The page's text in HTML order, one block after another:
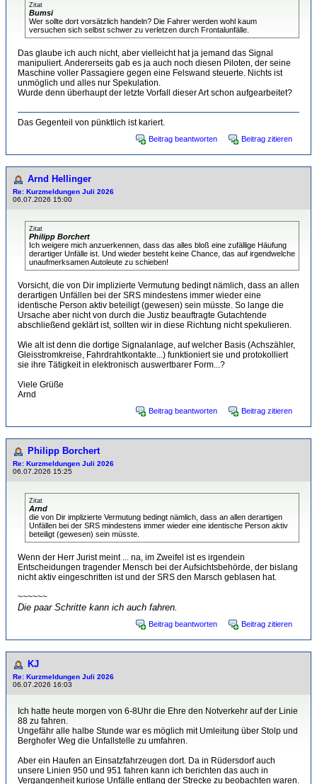
Zitat
Bumsi
Wer sollte dort vorsätzlich handeln? Die Fahrer werden wohl kaum
versuchen sich selbst schwer zu verletzen durch Frontalunfälle.
Das glaube ich auch nicht, aber vielleicht hat ja jemand das Signal
manipuliert. Andererseits gab es ja auch noch diesen Piloten, der seine
Maschine voller Passagiere gegen eine Felswand steuerte. Nichts ist
unmöglich und alles nur Spekulation.
Wurde denn überhaupt der letzte Vorfall dieser Art schon aufgearbeitet?
Das Gegenteil von pünktlich ist kariert.
Beitrag beantworten Beitrag zitieren
Arnd Hellinger
Re: Kurzmeldungen Juli 2026
06.07.2026 15:00
Zitat
Philipp Borchert
Ich weigere mich anzuerkennen, dass das alles bloß eine zufällige Häufung
derartiger Unfälle ist. Und wieder besteht keine Chance, das auf irgendwelche
unaufmerksamen Autoleute zu schieben!
Vorsicht, die von Dir implizierte Vermutung bedingt nämlich, dass an allen
derartigen Unfällen bei der SRS mindestens immer wieder eine
identische Person aktiv beteiligt (gewesen) sein müsste. So lange die
Ursache aber nicht von durch die Justiz beauftragte Gutachtende
abschließend geklärt ist, sollten wir in diese Richtung nicht spekulieren.
Wie alt ist denn die dortige Signalanlage, auf welcher Basis (Achszähler,
Gleisstromkreise, Fahrdrahtkontakte...) funktioniert sie und protokolliert
sie ihre Tätigkeit in elektronisch auswertbarer Form...?
Viele Grüße
Arnd
Beitrag beantworten Beitrag zitieren
Philipp Borchert
Re: Kurzmeldungen Juli 2026
06.07.2026 15:25
Zitat
Arnd
die von Dir implizierte Vermutung bedingt nämlich, dass an allen derartigen
Unfällen bei der SRS mindestens immer wieder eine identische Person aktiv
beteiligt (gewesen) sein müsste.
Wenn der Herr Jurist meint ... na, im Zweifel ist es irgendein
Entscheidungen tragender Mensch bei der Aufsichtsbehörde, der bislang
nicht aktiv eingeschritten ist und der SRS den Marsch geblasen hat.
~~~~~~
Die paar Schritte kann ich auch fahren.
Beitrag beantworten Beitrag zitieren
KJ
Re: Kurzmeldungen Juli 2026
06.07.2026 16:03
Ich hatte heute morgen von 6-8Uhr die Ehre den Notverkehr auf der Linie
88 zu fahren.
Ungefähr alle halbe Stunde war es möglich mit Umleitung über Stolp und
Berghofer Weg die Unfallstelle zu umfahren.
Aber ein Haufen an Einsatzfahrzeugen dort. Da in Rüdersdorf auch
unsere Linien 950 und 951 fahren kann ich berichten das auch in
Vergangenheit kuriose Unfälle entlang der Strecke zu beobachten waren.